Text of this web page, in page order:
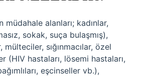
müdahale alanları; kadınlar,
sokak, suça bulaşmış),
mülteciler, sığınmacılar, özel
(HIV hastaları, lösemi hastaları,
eşcinseller vb.),